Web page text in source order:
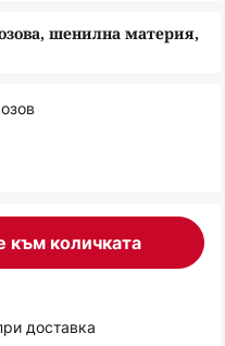
шенилна материя,
към количката
доставка